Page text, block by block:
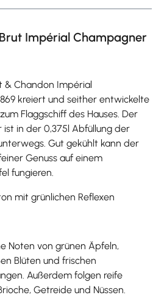
Impérial Champagner
& Chandon Impérial
kreiert und seither entwickelte
Flaggschiff des Hauses. Der
in der 0,375l Abfüllung der
Gut gekühlt kann der
Genuss auf einem
fungieren.
mit grünlichen Reflexen
Noten von grünen Äpfeln,
Blüten und frischen
Außerdem folgen reife
Getreide und Nüssen.